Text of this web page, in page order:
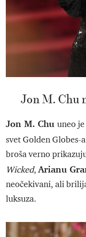
Jon M. Chu
Jon M. Chu uneo
svet Golden Globes-
broša verno
Wicked,Arianu
neočekivani, ali
luksuza.